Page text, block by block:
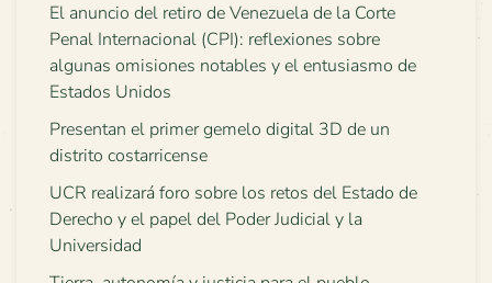
El anuncio del retiro de Venezuela de la Corte
Penal Internacional (CPI): reflexiones sobre
algunas omisiones notables y el entusiasmo de
Estados Unidos
Presentan el primer gemelo digital 3D de un
distrito costarricense
UCR realizará foro sobre los retos del Estado de
Derecho y el papel del Poder Judicial y la
Universidad